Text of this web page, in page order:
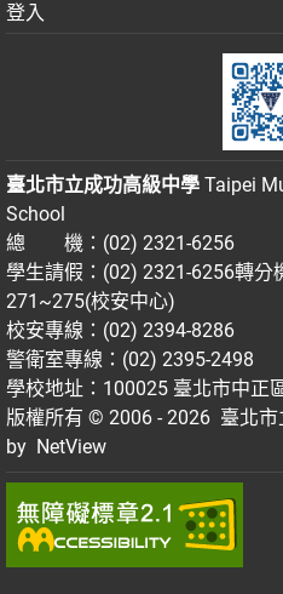
登入
臺北市立成功高級中學 Taipei
School
總 機：(02) 2321-6256
學生請假：(02) 2321-6256轉
271~275(校安中心)
校安專線：(02) 2394-8286
警衛室專線：(02) 2395-2498
學校地址：100025 臺北市中正
版權所有 © 2006 - 2026 臺北
by NetView